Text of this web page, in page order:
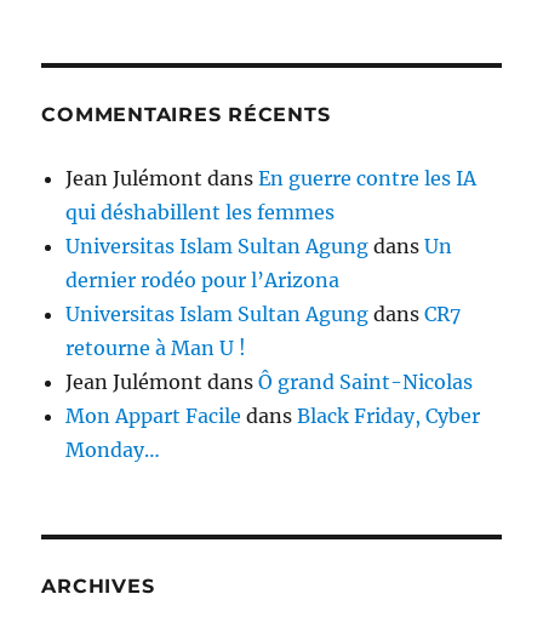
COMMENTAIRES RÉCENTS
Jean Julémont dansEn guerre contre les IA
qui déshabillent les femmes
Universitas Islam Sultan Agung dansUn
dernier rodéo pour l’Arizona
Universitas Islam Sultan Agung dansCR7
retourne à Man U !
Jean Julémont dansÔ grand Saint-Nicolas
Mon Appart Facile dansBlack Friday, Cyber
Monday…
ARCHIVES